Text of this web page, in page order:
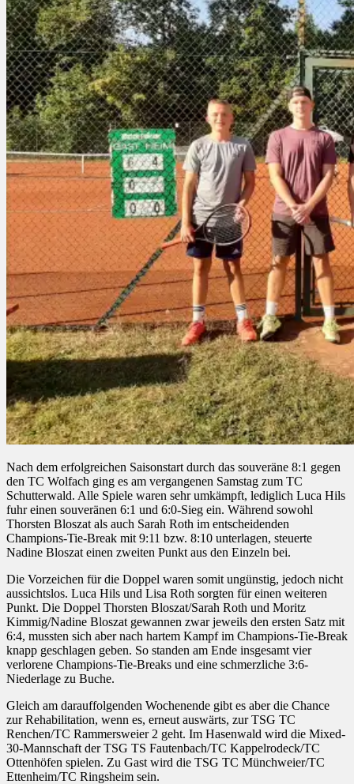
Nach dem erfolgreichen Saisonstart durch das souveräne 8:1 gegen
den TC Wolfach ging es am vergangenen Samstag zum TC
Schutterwald. Alle Spiele waren sehr umkämpft, lediglich Luca Hils
fuhr einen souveränen 6:1 und 6:0-Sieg ein. Während sowohl
Thorsten Bloszat als auch Sarah Roth im entscheidenden
Champions-Tie-Break mit 9:11 bzw. 8:10 unterlagen, steuerte
Nadine Bloszat einen zweiten Punkt aus den Einzeln bei.
Die Vorzeichen für die Doppel waren somit ungünstig, jedoch nicht
aussichtslos. Luca Hils und Lisa Roth sorgten für einen weiteren
Punkt. Die Doppel Thorsten Bloszat/Sarah Roth und Moritz
Kimmig/Nadine Bloszat gewannen zwar jeweils den ersten Satz mit
6:4, mussten sich aber nach hartem Kampfim Champions-Tie-Break
knapp geschlagen geben. So standen am Ende insgesamt vier
verlorene Champions-Tie-Breaks und eine schmerzliche 3:6-
Niederlage zu Buche.
Gleich am darauffolgenden Wochenende gibt es aber die Chance
zur Rehabilitation, wenn es, erneut auswärts, zur TSG TC
Renchen/TC Rammersweier 2 geht. Im Hasenwald wird die Mixed-
30-Mannschaft der TSG TS Fautenbach/TC Kappelrodeck/TC
Ottenhöfen spielen. Zu Gast wird die TSG TC Münchweier/TC
Ettenheim/TC Ringsheim sein.